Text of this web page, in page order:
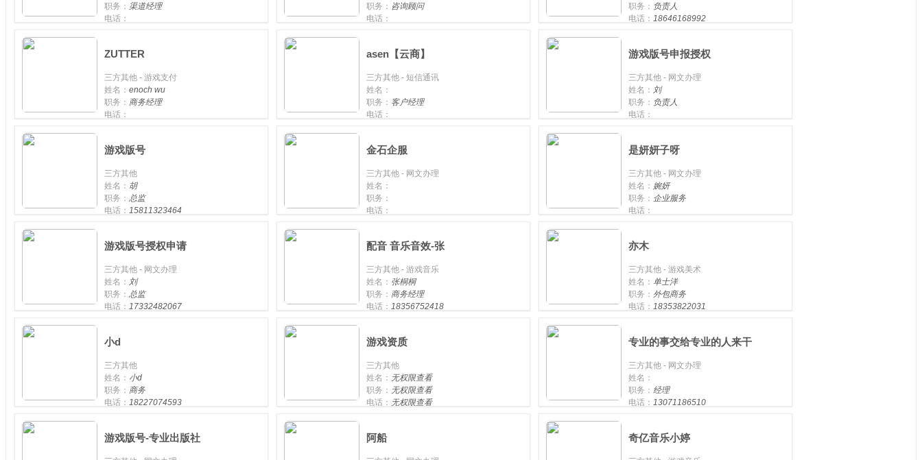
职务： 渠道经理
电话：
职务： 咨询顾问
电话：
职务： 负责人
电话： 18646168992
ZUTTER
三方其他 - 游戏支付
姓名： enoch wu
职务： 商务经理
电话：
asen【云商】
三方其他 - 短信通讯
姓名：
职务： 客户经理
电话：
游戏版号申报授权
三方其他 - 网文办理
姓名： 刘
职务： 负责人
电话：
游戏版号
三方其他
姓名： 胡
职务： 总监
电话： 15811323464
金石企服
三方其他 - 网文办理
姓名：
职务：
电话：
是妍妍子呀
三方其他 - 网文办理
姓名： 婉妍
职务： 企业服务
电话：
游戏版号授权申请
三方其他 - 网文办理
姓名： 刘
职务： 总监
电话： 17332482067
配音 音乐音效-张
三方其他 - 游戏音乐
姓名： 张桐桐
职务： 商务经理
电话： 18356752418
亦木
三方其他 - 游戏美术
姓名： 单士洋
职务： 外包商务
电话： 18353822031
小d
三方其他
姓名： 小d
职务： 商务
电话： 18227074593
游戏资质
三方其他
姓名： 无权限查看
职务： 无权限查看
电话： 无权限查看
专业的事交给专业的人来干
三方其他 - 网文办理
姓名：
职务： 经理
电话： 13071186510
游戏版号-专业出版社 阿船 奇亿音乐小婷